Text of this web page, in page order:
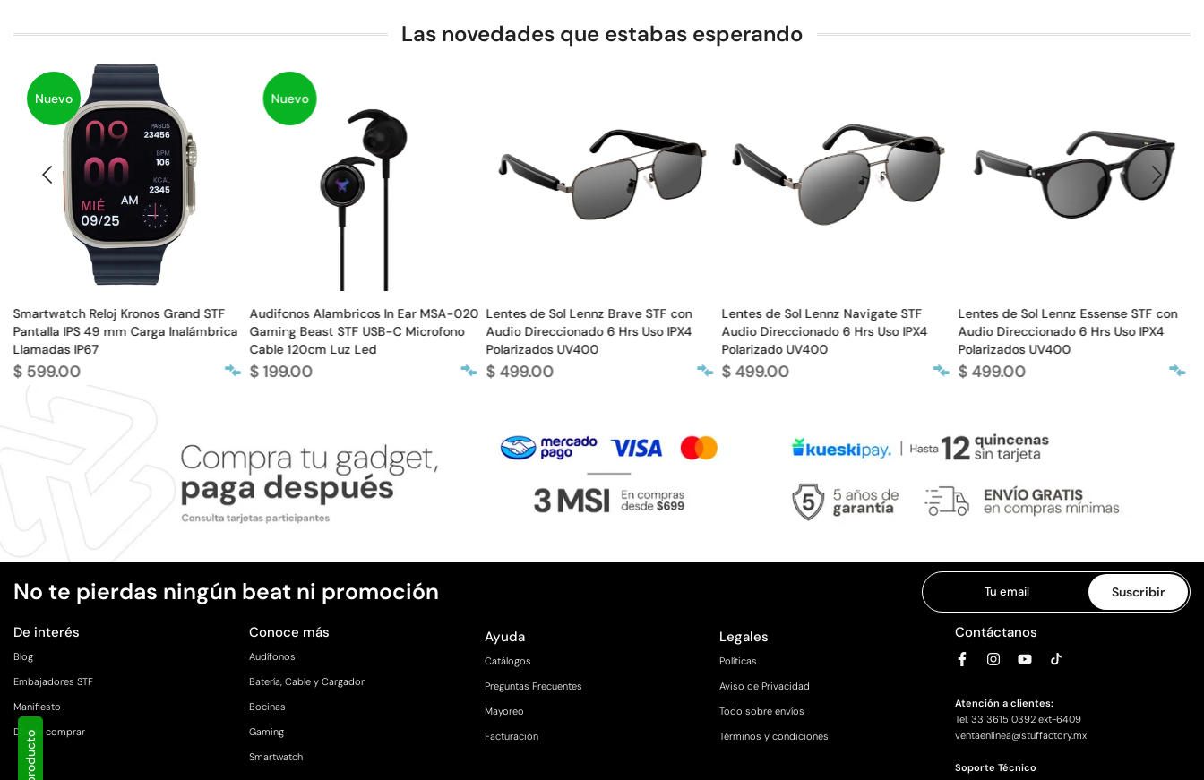
Las novedades que estabas esperando
Nuevo
Smartwatch Reloj Kronos Grand STF
Pantalla IPS 49 mm Carga Inalámbrica
Llamadas IP67
$ 599.00
Nuevo
Audifonos Alambricos In Ear MSA-020
Gaming Beast STF USB-C Microfono
Cable 120cm Luz Led
$ 199.00
Lentes de Sol Lennz Brave STF con
Audio Direccionado 6 Hrs Uso IPX4
Polarizados UV400
$ 499.00
Lentes de Sol Lennz Navigate STF
Audio Direccionado 6 Hrs Uso IPX4
Polarizado UV400
$ 499.00
Lentes de Sol Lennz Essense STF con
Audio Direccionado 6 Hrs Uso IPX4
Polarizados UV400
$ 499.00
No te pierdas ningún beat ni promoción Suscribir
De interés
Blog
Embajadores STF
Manifiesto
Dónde comprar
Conoce más
Audífonos
Batería, Cable y Cargador
Bocinas
Gaming
Smartwatch
Ayuda
Catálogos
Preguntas Frecuentes
Mayoreo
Facturación
Legales
Políticas
Aviso de Privacidad
Todo sobre envíos
Términos y condiciones
Contáctanos
Atención a clientes:
Tel.33 3615 0392 ext-6409
ventaenlinea@stuffactory.mx
Soporte Técnico